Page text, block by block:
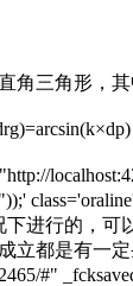
角三角形
"));'
进行的，可
是有一定
#"